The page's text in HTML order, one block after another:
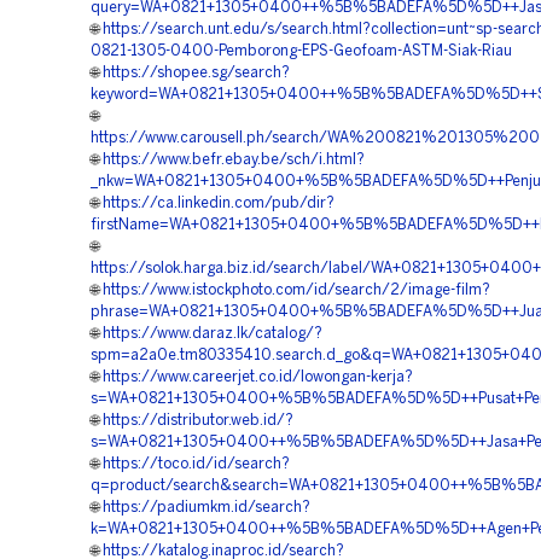
🌐 https://search.unt.edu/s/search.html?collection=unt~sp-
0821-1305-0400-Pemborong-EPS-Geofoam-ASTM-Siak-Riau
🌐 https://shopee.sg/search?
🌐
https://www.carousell.ph/search/
🌐 https://www.befr.ebay.be/sch/i.html?
🌐 https://ca.linkedin.com/pub/dir?
🌐
https://solok.harga.biz.id/search/label/
🌐 https://www.istockphoto.com/id/search/2/image-film?
🌐 https://www.daraz.lk/catalog/?
🌐 https://www.careerjet.co.id/lowongan-kerja?
🌐 https://distributor.web.id/?
🌐 https://toco.id/id/search?
q=product/
🌐 https://padiumkm.id/search?
🌐 https://katalog.inaproc.id/search?